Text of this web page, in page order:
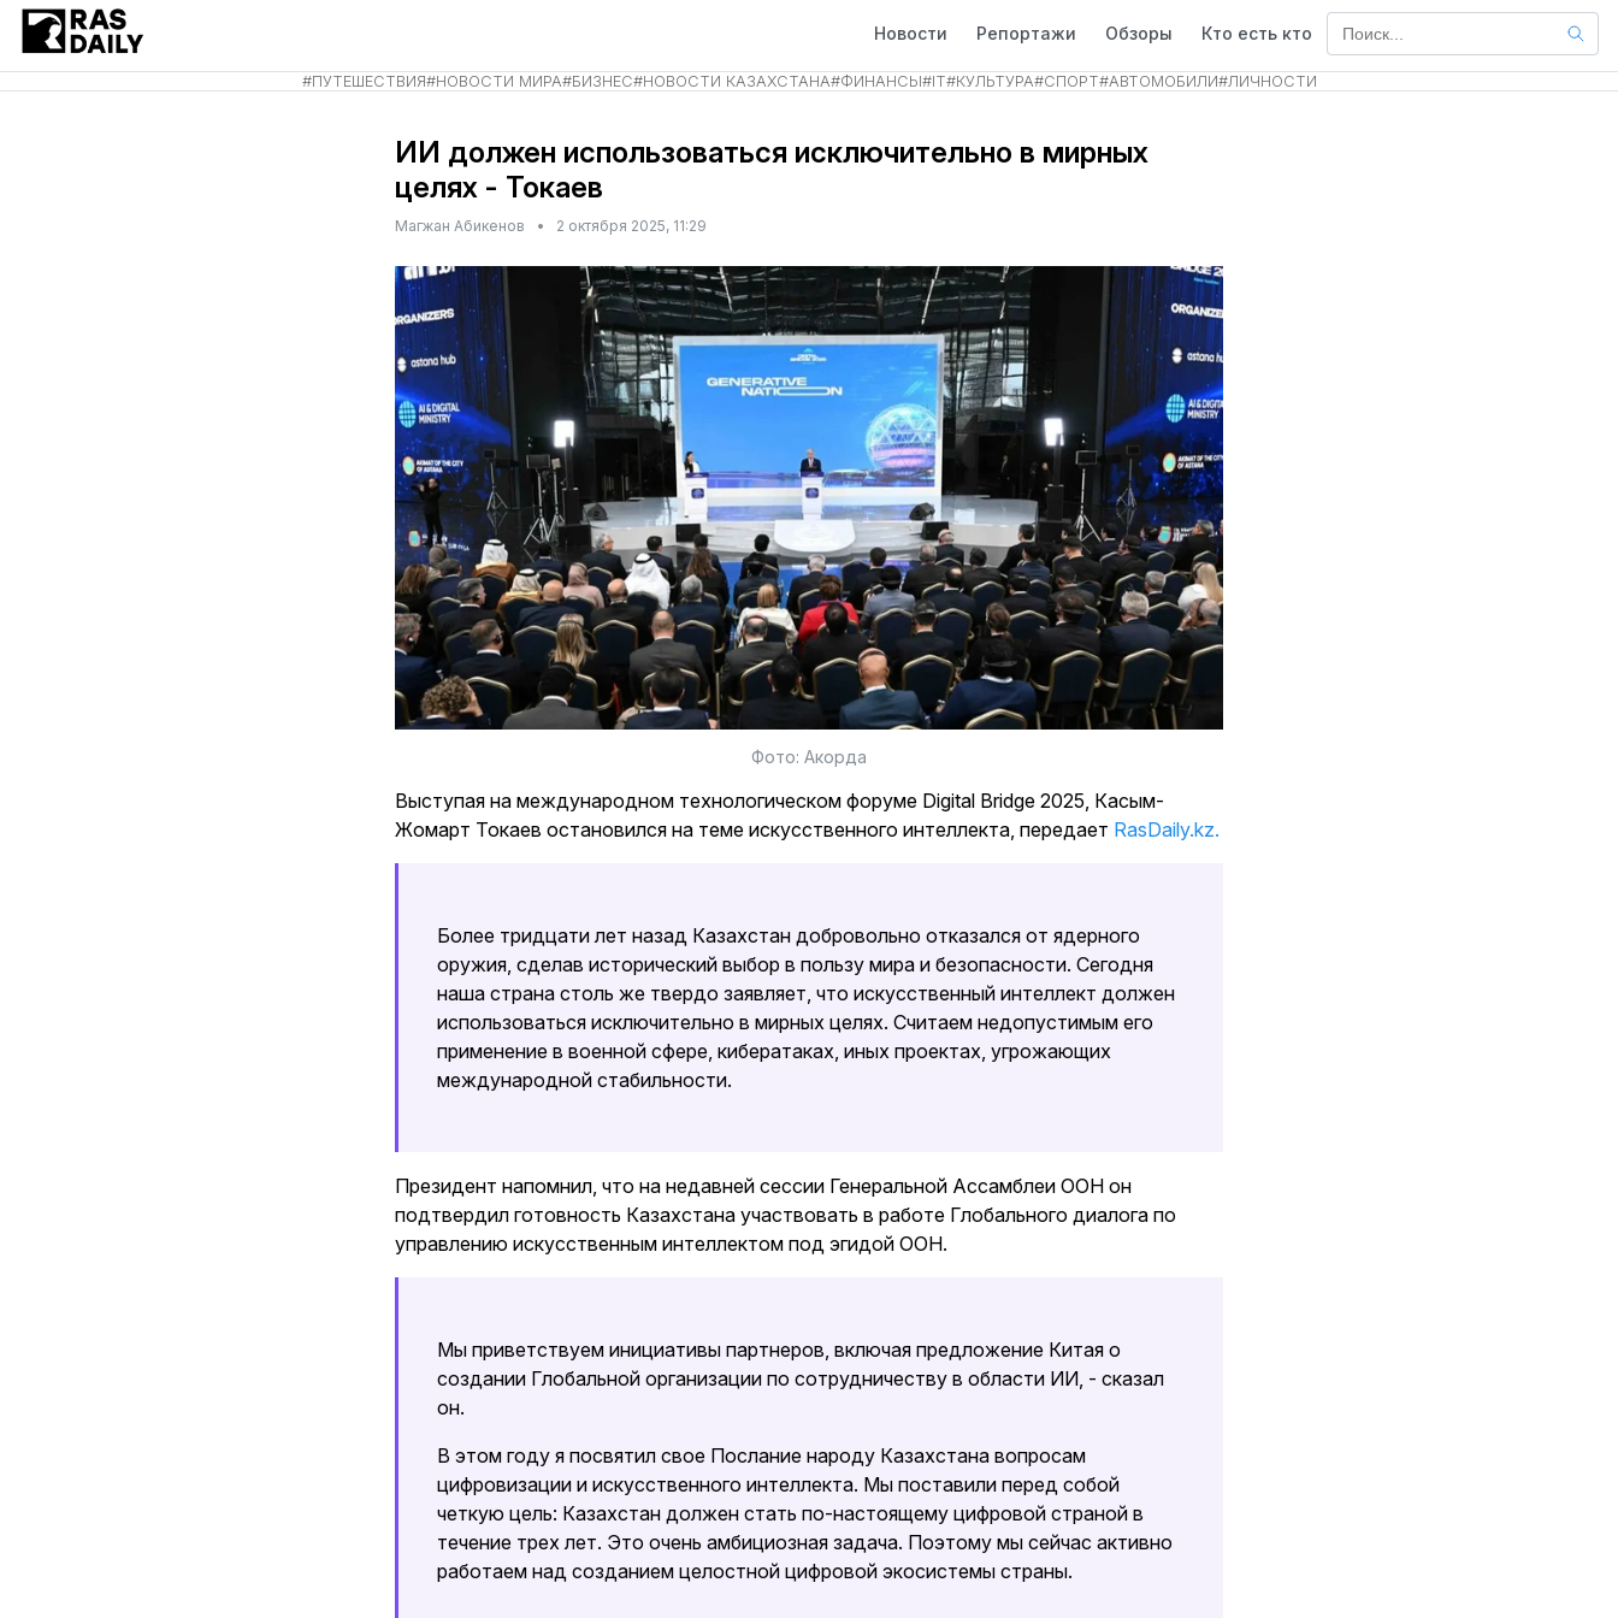
Новости Репортажи Обзоры Кто есть кто
#ПУТЕШЕСТВИЯ#НОВОСТИ МИРА#БИЗНЕС#НОВОСТИ КАЗАХСТАНА#ФИНАНСЫ#IT#КУЛЬТУРА#СПОРТ#АВТОМОБИЛИ#ЛИЧНОСТИ
ИИ должен использоваться исключительно в мирных
целях - Токаев
Магжан Абикенов • 2 октября 2025, 11:29
Фото: Акорда
Выступая на международном технологическом форуме Digital Bridge 2025, Касым-
Жомарт Токаев остановился на теме искусственного интеллекта, передает RasDaily.kz.
Более тридцати лет назад Казахстан добровольно отказался от ядерного
оружия, сделав исторический выбор в пользу мира и безопасности. Сегодня
наша страна столь же твердо заявляет, что искусственный интеллект должен
использоваться исключительно в мирных целях. Считаем недопустимым его
применение в военной сфере, кибератаках, иных проектах, угрожающих
международной стабильности.
Президент напомнил, что на недавней сессии Генеральной Ассамблеи ООН он
подтвердил готовность Казахстана участвовать в работе Глобального диалога по
управлению искусственным интеллектом под эгидой ООН.
Мы приветствуем инициативы партнеров, включая предложение Китая о
создании Глобальной организации по сотрудничеству в области ИИ, - сказал
он.
В этом году я посвятил свое Послание народу Казахстана вопросам
цифровизации и искусственного интеллекта. Мы поставили перед собой
четкую цель: Казахстан должен стать по-настоящему цифровой страной в
течение трех лет. Это очень амбициозная задача. Поэтому мы сейчас активно
работаем над созданием целостной цифровой экосистемы страны.